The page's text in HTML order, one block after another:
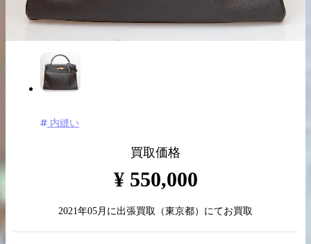
LINE査定
内縫い
買取価格
¥ 550,000
2021年05月 に出張買取 （東京都）にてお買取